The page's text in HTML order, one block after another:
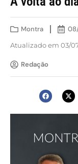
Montra
Atualizado em 03/
Redação